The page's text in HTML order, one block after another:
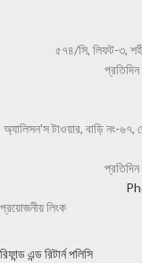
৫৭৪/সি, লিফট-৩,
অ্যালিসন'স টাওয়ার, বাড়ি নং-
প্রয়োজনীয় লিংক
রিফান্ড এন্ড রিটার্ন পলিসি